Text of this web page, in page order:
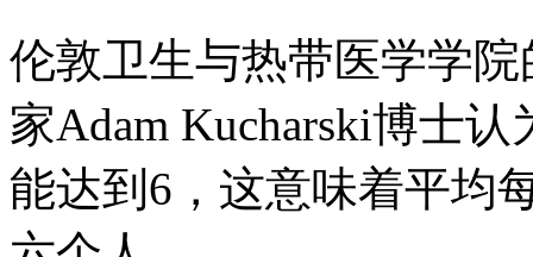
伦敦卫生与热带医学学
家Adam Kucharski博士
能达到6，这意味着平均